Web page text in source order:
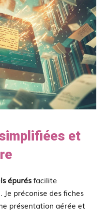
et
épurésfacilite
préconise des fiches
présentation aérée et